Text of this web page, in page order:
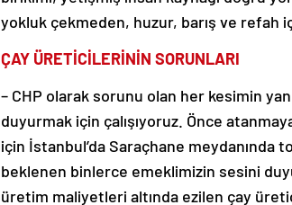
yokluk çekmeden, huzur, barış ve refah
ÇAY ÜRETİCİLERİNİN SORUNLARI
– CHP olarak sorunu olan her kesimin
duyurmak için çalışıyoruz. Önce
için İstanbul’da Saraçhane meydanında
beklenen binlerce emeklimizin sesini
üretim maliyetleri altında ezilen çay